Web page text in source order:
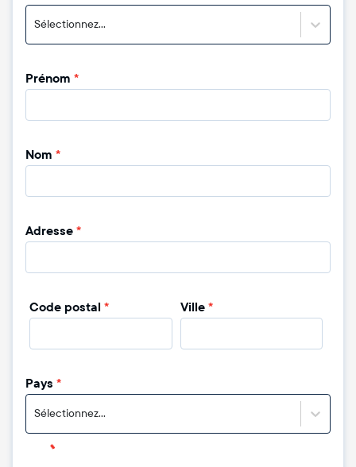
Sélectionnez...
Prénom *
Nom *
Adresse*
Code postal * Ville *
Pays *
Sélectionnez...